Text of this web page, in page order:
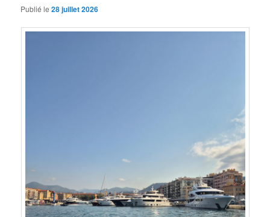
Publié le28 juillet 2026